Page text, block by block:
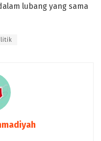
lubang yang sama